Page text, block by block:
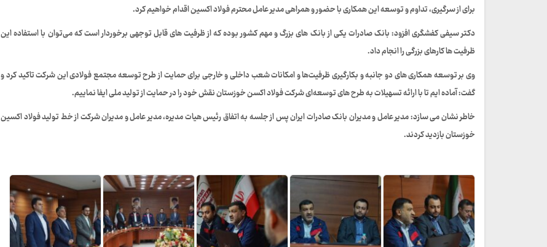
برای از سرگیری، تداوم و توسعه این همکاری با حضور و همراهی مدیر عامل محترم فولاد اکسین اقدام خواهیم کرد.
دکتر سیفی کفشگری افزود: بانک صادرات یکی از بانک های بزرگ و مهم کشور بوده که از ظرفیت های قابل توجهی برخوردار است که می‌توان با استفاده این
ظرفیت ها کارهای بزرگی را انجام داد.
وی بر توسعه همکاری های دو جانبه و بکارگیری ظرفیت‌ها و امکانات شعب داخلی و خارجی برای حمایت از طرح توسعه مجتمع فولادی این شرکت تاکید کرد و
گفت: آماده ایم تا با ارائه تسهیلات به طرح های توسعه‌ای شرکت فولاد اکسن خوزستان نقش خود را در حمایت از‌ تولید ملی ایفا نماییم.
خاطر نشان می سازد: مدیر عامل و مدیران بانک صادرات ایران پس از جلسه به اتفاق رئیس هیات مدیره، مدیر عامل و مدیران شرکت از خط تولید فولاد اکسین
خوزستان بازدید کردند.